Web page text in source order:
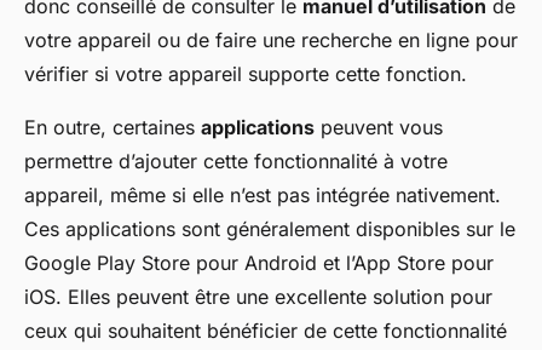
donc conseillé de consulter le manuel d’utilisation de
votre appareil ou de faire une recherche en ligne pour
vérifier si votre appareil supporte cette fonction.
En outre, certaines applications peuvent vous
permettre d’ajouter cette fonctionnalité à votre
appareil, même si elle n’est pas intégrée nativement.
Ces applications sont généralement disponibles sur le
Google Play Store pour Android et l’App Store pour
iOS. Elles peuvent être une excellente solution pour
ceux qui souhaitent bénéficier de cette fonctionnalité